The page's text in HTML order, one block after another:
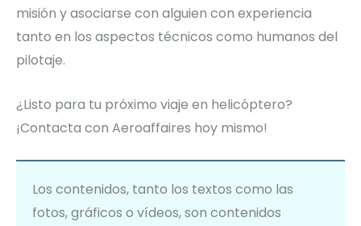
misión y asociarse con alguien con experiencia
tanto en los aspectos técnicos como humanos del
pilotaje.
¿Listo para tu próximo viaje en helicóptero?
¡Contacta con Aeroaffaires hoy mismo!
Los contenidos, tanto los textos como las
fotos, gráficos o vídeos, son contenidos